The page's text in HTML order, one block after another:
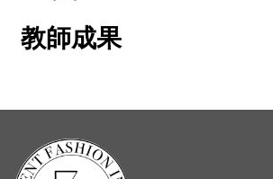
教師成果